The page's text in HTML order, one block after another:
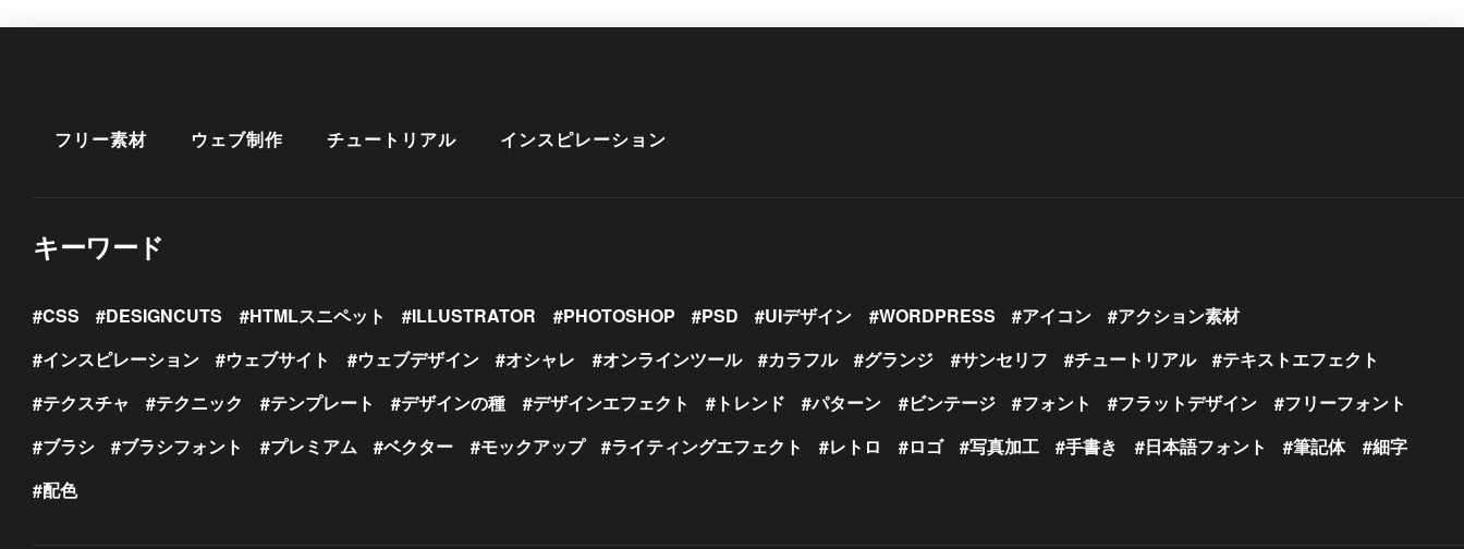
フリー素材 ウェブ制作 チュートリアル インスピレーション
キーワード
CSS DESIGNCUTS HTMLスニペット ILLUSTRATOR PHOTOSHOP PSD UIデザイン WORDPRESS アイコン
アクション素材
インスピレーション
ウェブサイト ウェブデザイン オシャレ オンラインツール カラフル グランジ サンセリフ チュートリアル
テキストエフェクト
テクスチャ
テクニック テンプレート デザインの種 デザインエフェクト トレンド パターン ビンテージ フォント フラットデザイン
フリーフォント
ブラシ
ブラシフォント プレミアム ベクター モックアップ ライティングエフェクト レトロ ロゴ 写真加工 手書き 日本語フォント 筆記体
細字
配色